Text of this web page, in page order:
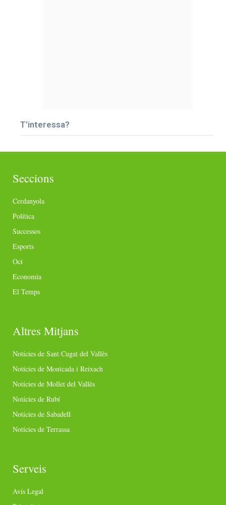
T’interessa?
Seccions
Cerdanyola
Política
Successos
Esports
Oci
Economia
El Temps
Altres Mitjans
Notícies de Sant Cugat del Vallès
Notícies de Montcada i Reixach
Notícies de Mollet del Vallès
Notícies de Rubí
Notícies de Sabadell
Notícies de Terrassa
Serveis
Avís Legal